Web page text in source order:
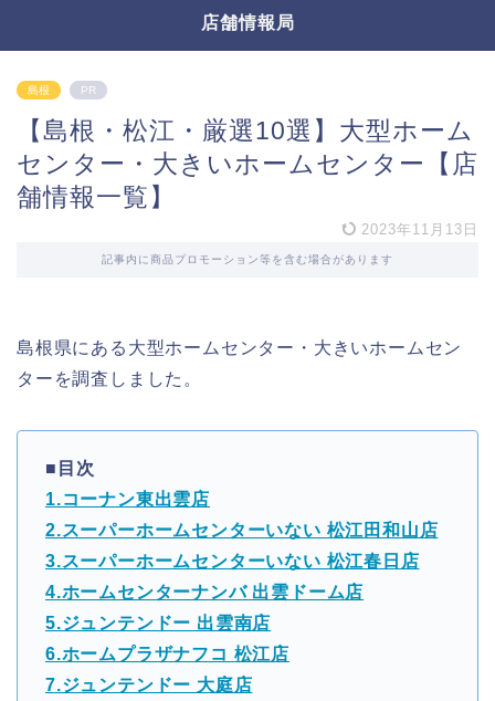
店舗情報局
島根 PR
【島根・松江・厳選10選】大型ホーム
センター・大きいホームセンター【店
舗情報一覧】
2023年11月13日
記事内に商品プロモーション等を含む場合があります
島根県にある大型ホームセンター・大きいホームセン
ターを調査しました。
■目次
1.コーナン東出雲店
2.スーパーホームセンターいない 松江田和山店
3.スーパーホームセンターいない 松江春日店
4.ホームセンターナンバ 出雲ドーム店
5.ジュンテンドー 出雲南店
6.ホームプラザナフコ 松江店
7.ジュンテンドー 大庭店